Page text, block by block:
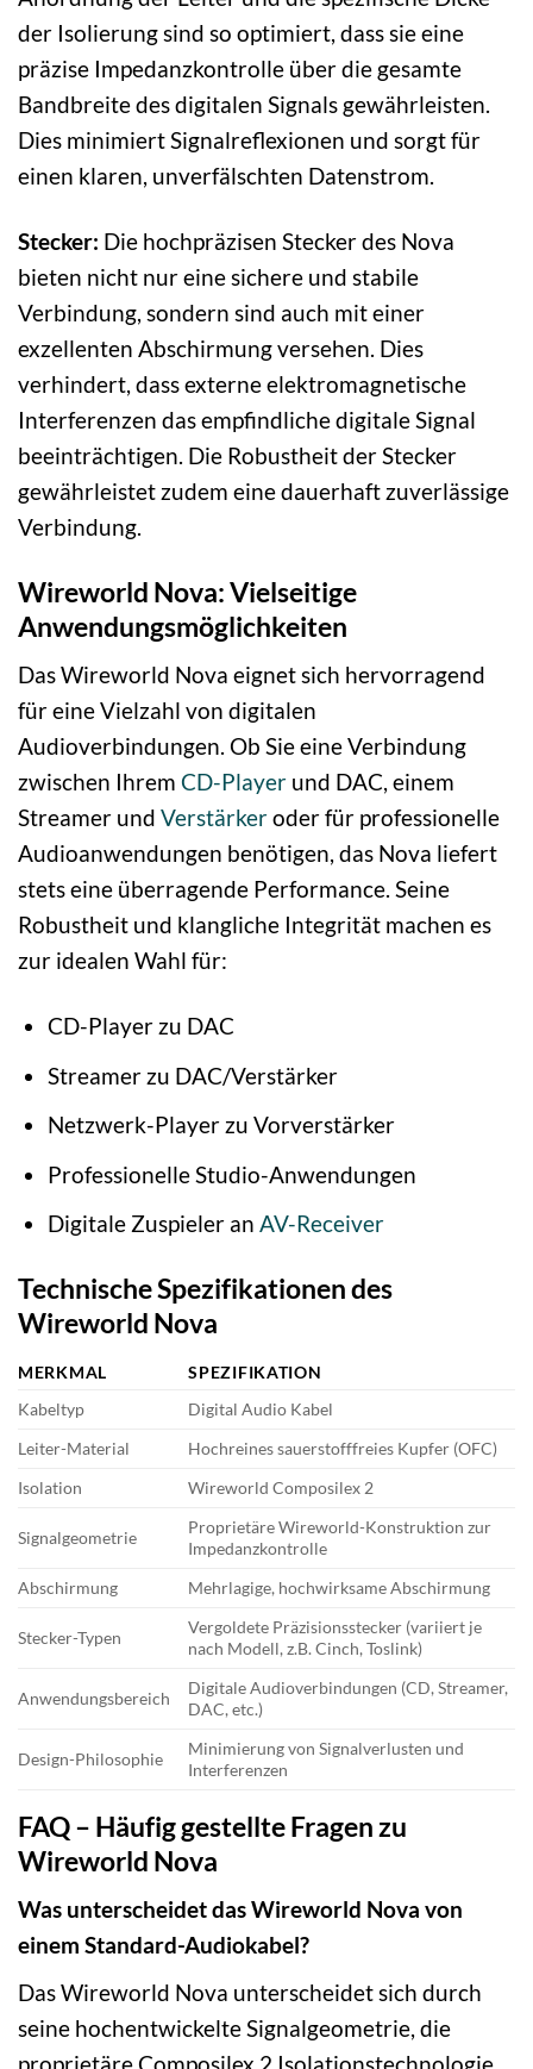
der Isolierung sind so optimiert, dass sie eine
präzise Impedanzkontrolle über die gesamte
Bandbreite des digitalen Signals gewährleisten.
Dies minimiert Signalreflexionen und sorgt für
einen klaren, unverfälschten Datenstrom.
Stecker: Die hochpräzisen Stecker des Nova
bieten nicht nur eine sichere und stabile
Verbindung, sondern sind auch mit einer
exzellenten Abschirmung versehen. Dies
verhindert, dass externe elektromagnetische
Interferenzen das empfindliche digitale Signal
beeinträchtigen. Die Robustheit der Stecker
gewährleistet zudem eine dauerhaft zuverlässige
Verbindung.
Wireworld Nova: Vielseitige
Anwendungsmöglichkeiten
Das Wireworld Nova eignet sich hervorragend
für eine Vielzahl von digitalen
Audioverbindungen. Ob Sie eine Verbindung
zwischen Ihrem CD-Player und DAC, einem
Streamer und Verstärkeroder für professionelle
Audioanwendungen benötigen, das Nova liefert
stets eine überragende Performance. Seine
Robustheit und klangliche Integrität machen es
zur idealen Wahl für:
CD-Player zu DAC
Streamer zu DAC/Verstärker
Netzwerk-Player zu Vorverstärker
Professionelle Studio-Anwendungen
Digitale Zuspieler an AV-Receiver
Technische Spezifikationen des
Wireworld Nova
MERKMAL
SPEZIFIKATION
Kabeltyp
Digital Audio Kabel
Leiter-Material
Hochreines sauerstofffreies Kupfer (OFC)
Isolation
Wireworld Composilex 2
Signalgeometrie
Proprietäre Wireworld-Konstruktion zur
Impedanzkontrolle
Abschirmung
Mehrlagige, hochwirksame Abschirmung
Stecker-Typen
Vergoldete Präzisionsstecker (variiert je
nach Modell, z.B. Cinch, Toslink)
Anwendungsbereich
Digitale Audioverbindungen (CD, Streamer,
DAC, etc.)
Design-Philosophie
Minimierung von Signalverlusten und
Interferenzen
FAQ – Häufig gestellte Fragen zu
Wireworld Nova
Was unterscheidet das Wireworld Nova von
einem Standard-Audiokabel?
Das Wireworld Nova unterscheidet sich durch
seine hochentwickelte Signalgeometrie, die